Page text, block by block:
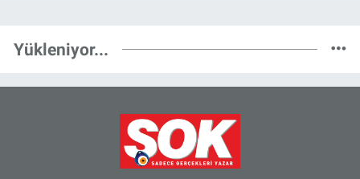
Yükleniyor...